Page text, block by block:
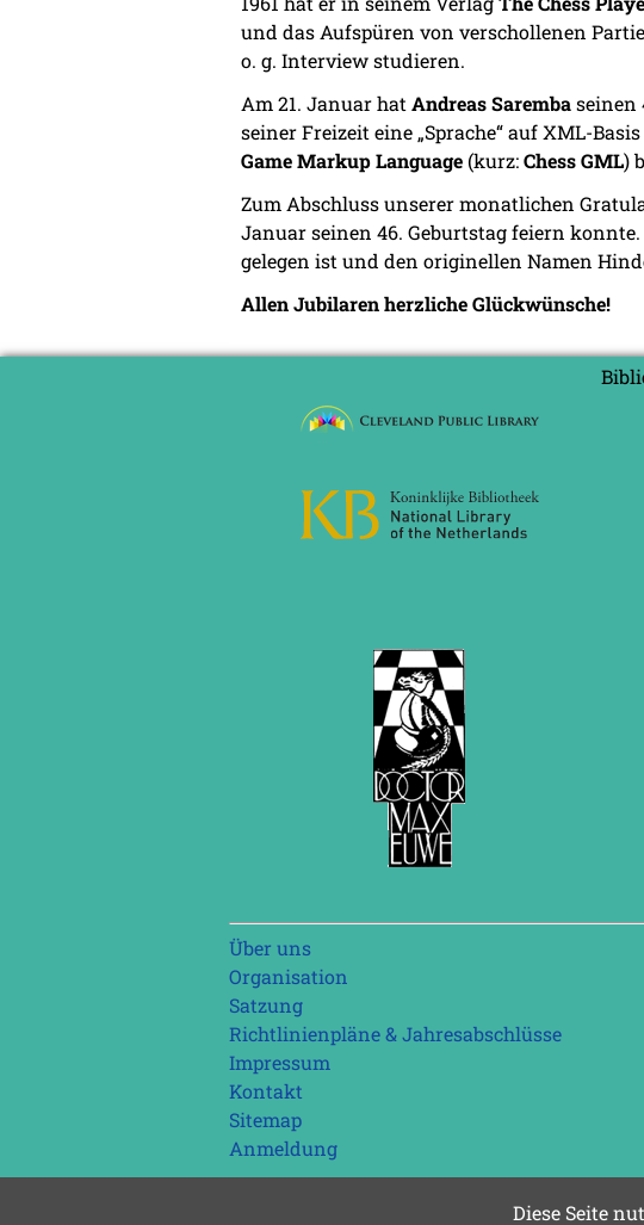
und das Aufspüren von verschollenen
o. g. Interview studieren.
Am 21. Januar hatAndreas Sarembaseinen
seiner Freizeit eine „Sprache“ auf XML-
Game Markup Language(kurz:Chess GML)
Zum Abschluss unserer monatlichen
Januar seinen 46. Geburtstag feiern
gelegen ist und den originellen Namen
Allen Jubilaren herzliche Glückwünsche!
Navigation
überspringen
Über uns
Organisation
Satzung
Richtlinienpläne & Jahresabschlüsse
Impressum
Kontakt
Sitemap
Anmeldung
Diese Seite